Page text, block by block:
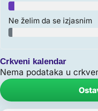
Ne želim da se izjasnim
Crkveni kalendar
Nema podataka u